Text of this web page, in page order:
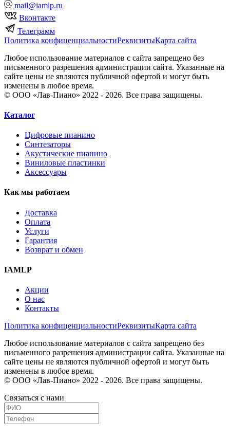
mail@iamlp.ru
Вконтакте
Телеграмм
Политика конфиценциальностиРеквизитыКарта сайта
Любое использование материалов с сайта запрещено без
письменного разрешения администрации сайта. Указанные на
сайте цены не являются публичной офертой и могут быть
изменены в любое время.
© ООО «Лав-Пиано» 2022 - 2026. Все права защищены.
Каталог
Цифровые пианино
Синтезаторы
Акустические пианино
Виниловые пластинки
Аксессуары
Как мы работаем
Доставка
Оплата
Услуги
Гарантия
Возврат и обмен
IAMLP
Акции
О нас
Контакты
Политика конфиценциальностиРеквизитыКарта сайта
Любое использование материалов с сайта запрещено без
письменного разрешения администрации сайта. Указанные на
сайте цены не являются публичной офертой и могут быть
изменены в любое время.
© ООО «Лав-Пиано» 2022 - 2026. Все права защищены.
Связаться с нами